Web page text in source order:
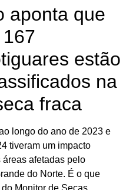
aponta que
estão
na
fraca
longo do ano de 2023 e
tiveram um impacto
afetadas pelo
do Norte. É o que
Monitor de Secas,